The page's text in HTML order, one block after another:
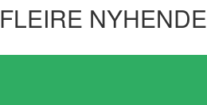
FLEIRE NYHENDE